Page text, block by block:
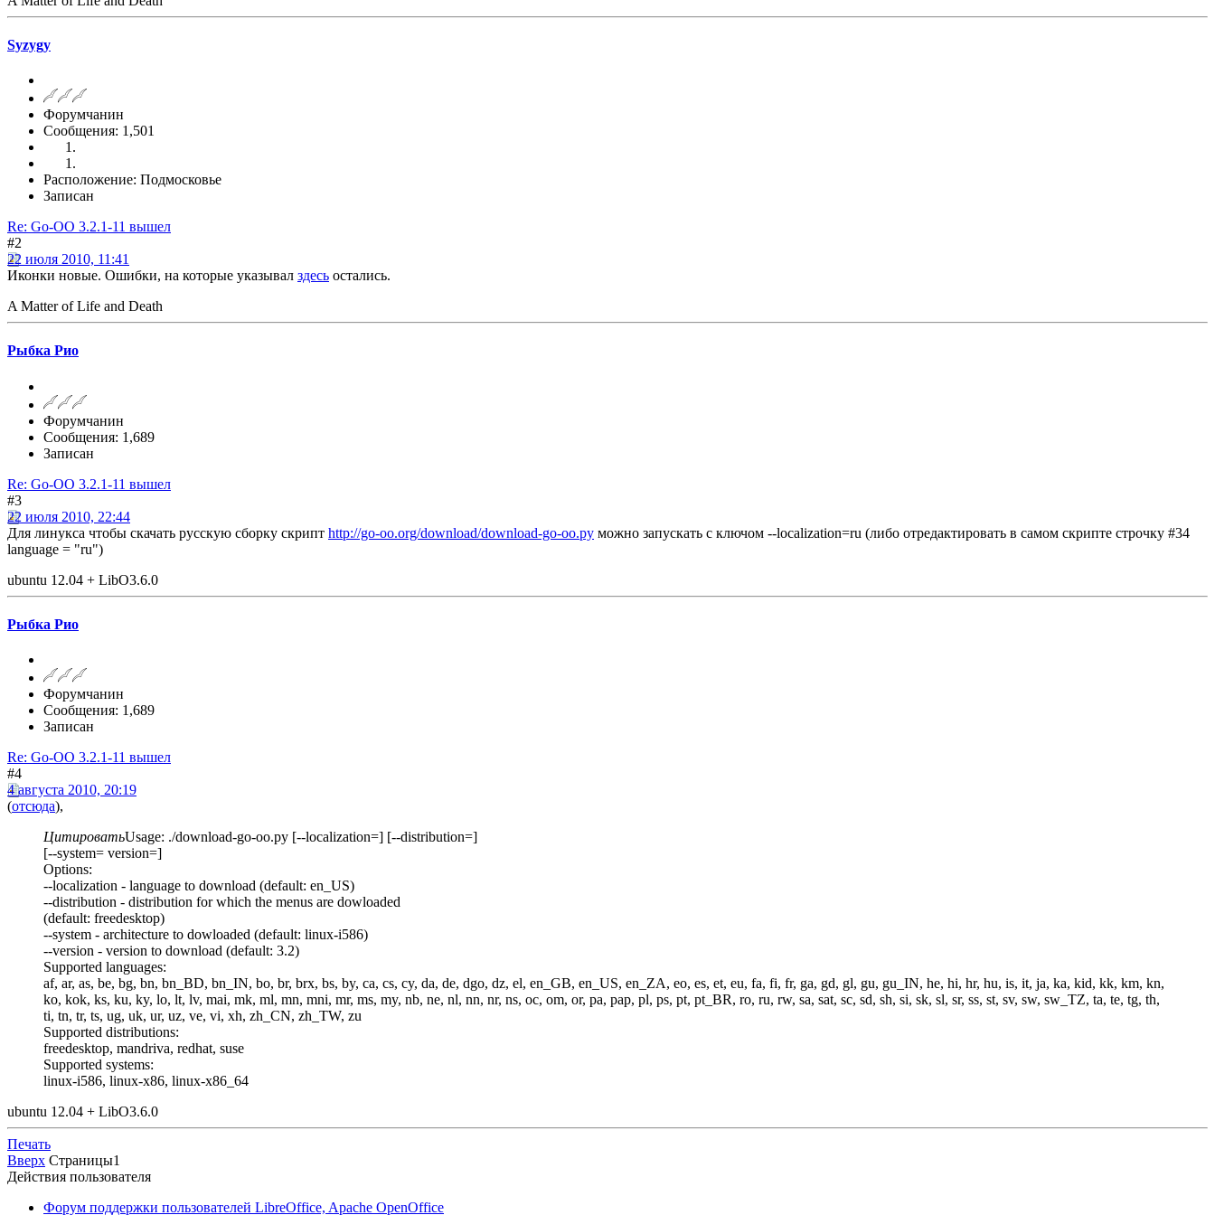
Syzygy
Форумчанин
Сообщения: 1,501
Расположение: Подмосковье
Записан
Re: Go-OO 3.2.1-11 вышел
#2
22 июля 2010, 11:41
Иконки новые. Ошибки, на которые указывал здесь остались.
A Matter of Life and Death
Рыбка Рио
Форумчанин
Сообщения: 1,689
Записан
Re: Go-OO 3.2.1-11 вышел
#3
22 июля 2010, 22:44
Для линукса чтобы скачать русскую сборку скрипт http://go-oo.org/download/download-go-oo.py можно запускать с ключом --localization=ru (либо отредактировать в самом скрипте строчку #34
language = "ru")
ubuntu 12.04 + LibO3.6.0
Рыбка Рио
Форумчанин
Сообщения: 1,689
Записан
Re: Go-OO 3.2.1-11 вышел
#4
4 августа 2010, 20:19
(отсюда),
ЦитироватьUsage: ./download-go-oo.py [--localization=] [--distribution=]
[--system= version=]
Options:
--localization - language to download (default: en_US)
--distribution - distribution for which the menus are dowloaded
(default: freedesktop)
--system - architecture to dowloaded (default: linux-i586)
--version - version to download (default: 3.2)
Supported languages:
af, ar, as, be, bg, bn, bn_BD, bn_IN, bo, br, brx, bs, by, ca, cs, cy, da, de, dgo, dz, el, en_GB, en_US, en_ZA, eo, es, et, eu, fa, fi, fr, ga, gd, gl, gu, gu_IN, he, hi, hr, hu, is, it, ja, ka, kid, kk, km, kn,
ko, kok, ks, ku, ky, lo, lt, lv, mai, mk, ml, mn, mni, mr, ms, my, nb, ne, nl, nn, nr, ns, oc, om, or, pa, pap, pl, ps, pt, pt_BR, ro, ru, rw, sa, sat, sc, sd, sh, si, sk, sl, sr, ss, st, sv, sw, sw_TZ, ta, te, tg, th,
ti, tn, tr, ts, ug, uk, ur, uz, ve, vi, xh, zh_CN, zh_TW, zu
Supported distributions:
freedesktop, mandriva, redhat, suse
Supported systems:
linux-i586, linux-x86, linux-x86_64
ubuntu 12.04 + LibO3.6.0
Печать
Вверх Страницы1
Действия пользователя
Форум поддержки пользователей LibreOffice, Apache OpenOffice